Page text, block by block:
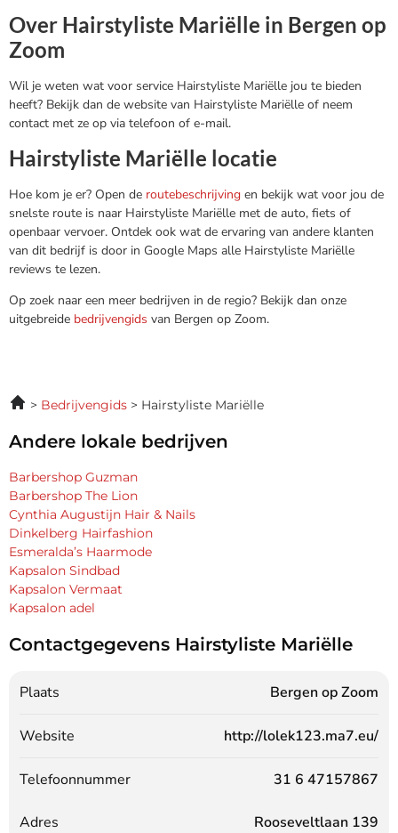
Over Hairstyliste Mariëlle in Bergen op
Zoom
Wil je weten wat voor service Hairstyliste Mariëlle jou te bieden
heeft? Bekijk dan de website van Hairstyliste Mariëlle of neem
contact met ze op via telefoon of e-mail.
Hairstyliste Mariëlle locatie
Hoe kom je er? Open de routebeschrijving en bekijk wat voor jou de
snelste route is naar Hairstyliste Mariëlle met de auto, fiets of
openbaar vervoer. Ontdek ook wat de ervaring van andere klanten
van dit bedrijf is door in Google Maps alle Hairstyliste Mariëlle
reviews te lezen.
Op zoek naar een meer bedrijven in de regio? Bekijk dan onze
uitgebreide bedrijvengids van Bergen op Zoom.
Bedrijvengids Hairstyliste Mariëlle
Andere lokale bedrijven
Barbershop Guzman
Barbershop The Lion
Cynthia Augustijn Hair & Nails
Dinkelberg Hairfashion
Esmeralda’s Haarmode
Kapsalon Sindbad
Kapsalon Vermaat
Kapsalon adel
Contactgegevens Hairstyliste Mariëlle
Plaats Bergen op Zoom
Website http://lolek123.ma7.eu/
Telefoonnummer 31 6 47157867
Adres Rooseveltlaan 139